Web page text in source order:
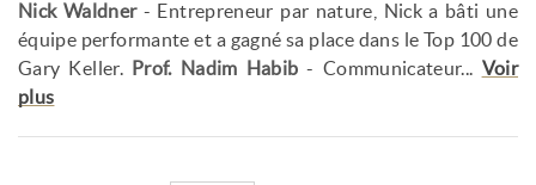
Nick Waldner- Entrepreneur par nature, Nick a bâti une
équipe performante et a gagné sa place dans le Top 100 de
Gary Keller. Prof. Nadim Habib - Communicateur... Voir
plus